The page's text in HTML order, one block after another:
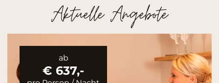
Aktuelle Angebote
ab
€ 637,-